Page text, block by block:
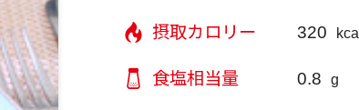
摂取カロリー 320 kcal
食塩相当量 0.8 g